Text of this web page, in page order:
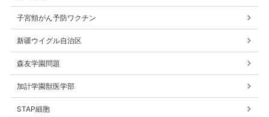
子宮頸がん予防ワクチン
新疆ウイグル自治区
森友学園問題
加計学園獣医学部
STAP細胞